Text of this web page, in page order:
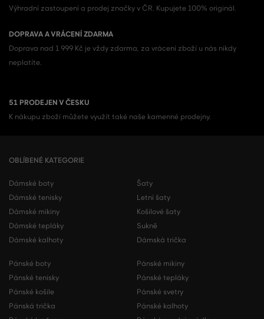
Výhradní zastoupení a prodej značky v ČR. Kupujete 100% originál.
DOPRAVA A VRÁCENÍ ZDARMA
Doprava nad 1 999 Kč je vždy zdarma, za vrácení zboží u nás nikdy
neplatíte.
51 PRODEJEN V ČESKU
K nákupu zboží můžete využít také naše kamenné prodejny.
OBLÍBENÉ KATEGORIE
Dámské boty
Dámské tenisky
Dámské mikiny
Dámské tepláky
Dámské kalhoty
Šaty
Letní šaty
Košilové šaty
Sukně
Dámská trička
Pánské boty
Pánské tenisky
Pánské košile
Pánská trička
Pánské mikiny
Pánské tepláky
Pánské svetry
Pánské kalhoty